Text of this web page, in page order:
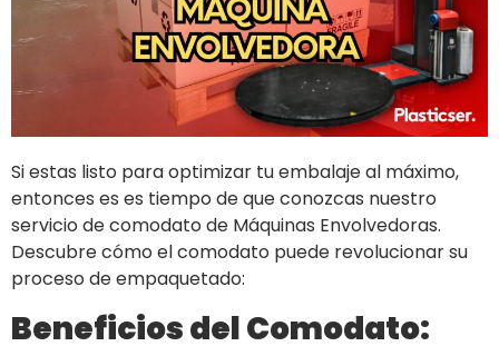
Si estas listo para optimizar tu embalaje al máximo,
entonces es es tiempo de que conozcas nuestro
servicio de comodato de Máquinas Envolvedoras.
Descubre cómo el comodato puede revolucionar su
proceso de empaquetado:
Beneficios del Comodato: